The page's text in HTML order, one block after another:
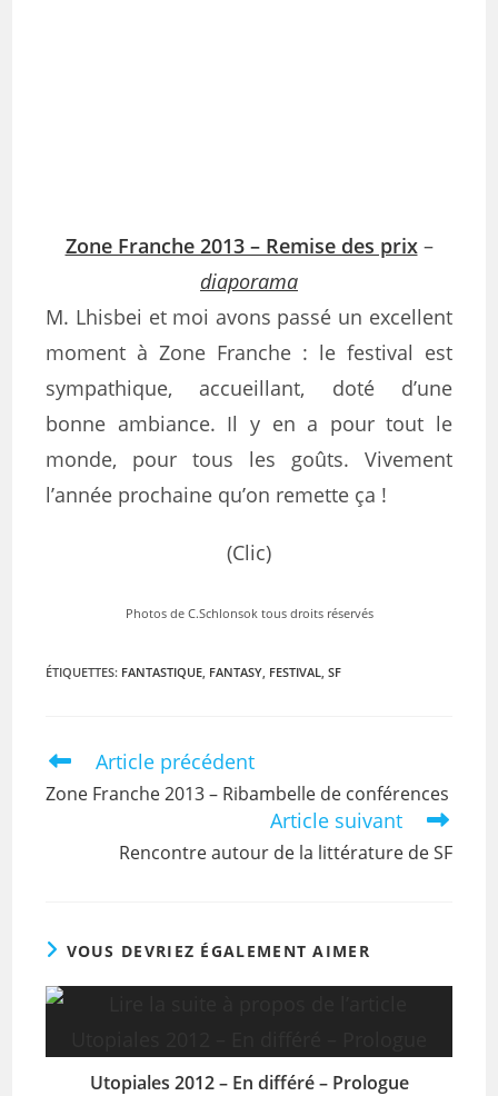
Zone Franche 2013 – Remise des prix–
diaporama
M. Lhisbei et moi avons passé un excellent
moment à Zone Franche : le festival est
sympathique, accueillant, doté d’une
bonne ambiance. Il y en a pour tout le
monde, pour tous les goûts. Vivement
l’année prochaine qu’on remette ça !
(Clic)
Photos de C.Schlonsok tous droits réservés
ÉTIQUETTES: FANTASTIQUE, FANTASY, FESTIVAL, SF
Article précédent
Zone Franche 2013 – Ribambelle de conférences
Article suivant
Rencontre autour de la littérature de SF
VOUS DEVRIEZ ÉGALEMENT AIMER
Utopiales 2012 – En différé – Prologue